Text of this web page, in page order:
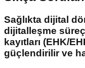
Sağlıkta dijital
dijitalleşme
kayıtları (EHK/
güçlendirilir ve